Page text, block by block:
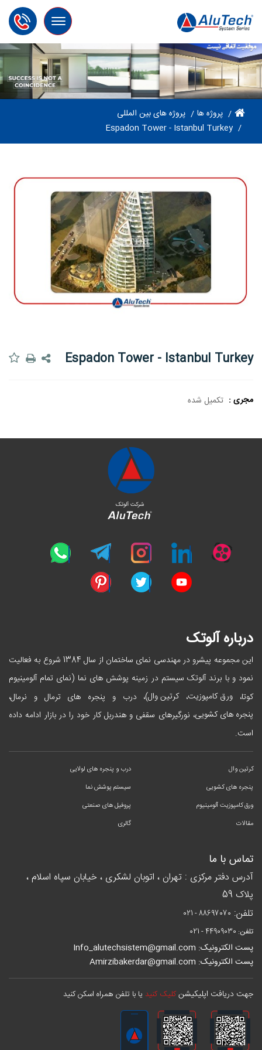
Toggle
navigation
پروژه ها
پروژه های بین المللی
Espadon Tower - Istanbul Turkey
Espadon Tower - Istanbul Turkey
مجری : تکمیل شده
درباره آلوتک
این مجموعه پیشرو در مهندسی نمای ساختمان از سال 1384 شروع به فعالیت
نمود و با برند آلوتک سیستم در زمینه پوشش های نما (نمای تمام آلومینیوم
کوتا، ورق کامپوزیت،کرتین وال)، درب و پنجره های ترمال و نرمال،
پنجره های کشویی، نورگیرهای سقفی و هندربل کار خود را در بازار ادامه داده
است.
کرتین وال
درب و پنجره های لولایی
پنجره های کشویی
سیستم پوشش نما
ورق کامپوزیت آلومینیوم
پروفیل های صنعتی
مقالات
گالری
تماس با ما
آدرس دفتر مرکزی : تهران ، اتوبان لشکری ، خیابان سپاه اسلام ،
پلاک 59
تلفن: 021 - 88697070
تلفن: 021 - 44909030
پست الکترونیک: Info_alutechsistem@gmail.com
پست الکترونیک: Amirzibakerdar@gmail.com
جهت دریافت اپلیکیشنکلیک کنید یا با تلفن همراه اسکن کنید